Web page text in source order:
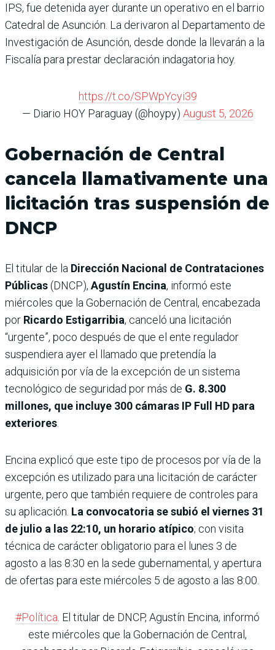
IPS, fue detenida ayer durante un operativo en el barrio
Catedral de Asunción. La derivaron al Departamento de
Investigación de Asunción, desde donde la llevarán a la
Fiscalía para prestar declaración indagatoria hoy.
https://t.co/SPWpYcyi39
— Diario HOY Paraguay (@hoypy) August 5, 2026
Gobernación de Central
cancela llamativamente una
licitación tras suspensión de
DNCP
El titular de la Dirección Nacional de Contrataciones
Públicas(DNCP), Agustín Encina, informó este
miércoles que la Gobernación de Central, encabezada
por Ricardo Estigarribia, canceló una licitación
“urgente”, poco después de que el ente regulador
suspendiera ayer el llamado que pretendía la
adquisición por vía de la excepción de un sistema
tecnológico de seguridad por más de G. 8.300
millones, que incluye 300 cámaras IP Full HD para
exteriores
Encina explicó que este tipo de procesos por vía de la
excepción es utilizado para una licitación de carácter
urgente, pero que también requiere de controles para
su aplicación. La convocatoria se subió el viernes 31
de julio a las 22:10, un horario atípico; con visita
técnica de carác­ter obligatorio para el lunes 3 de
agosto a las 8:30 en la sede gubernamental, y apertura
de ofertas para este miérco­les 5 de agosto a las 8:00.
#Política . El titular de DNCP, Agustín Encina, informó
este miércoles que la Gobernación de Central,